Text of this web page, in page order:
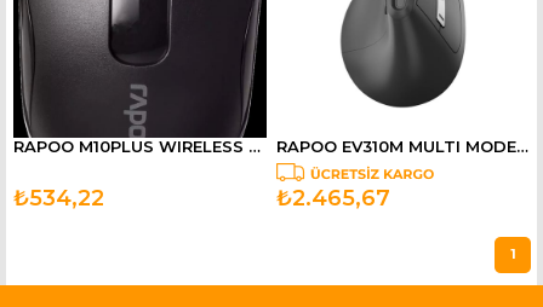
RAPOO M10PLUS WIRELESS OPTICAL MOUSE BLACK 13354
₺534,22
RAPOO EV310M MULTI MODE WIRELESS MOUSE BLACK 13230
₺2.465,67
1